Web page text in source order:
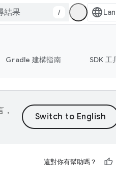
/
Gradle 建構指南 SDK 工
這對你有幫助嗎？